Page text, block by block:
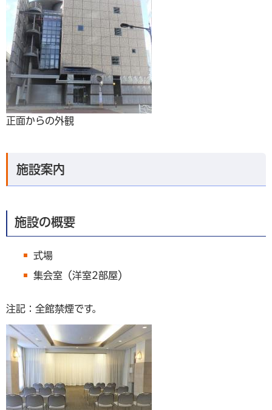
正面からの外観
施設案内
施設の概要
式場
集会室（洋室2部屋）
注記：全館禁煙です。